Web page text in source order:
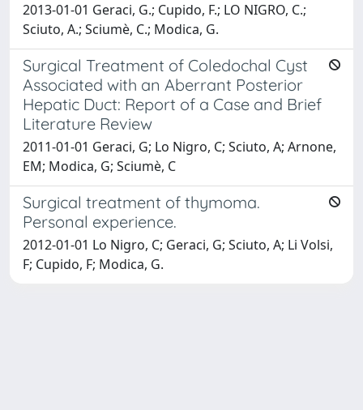
2013-01-01 Geraci, G.; Cupido, F.; LO NIGRO, C.;
Sciuto, A.; Sciumè, C.; Modica, G.
Surgical Treatment of Coledochal Cyst
Associated with an Aberrant Posterior
Hepatic Duct: Report of a Case and Brief
Literature Review
2011-01-01 Geraci, G; Lo Nigro, C; Sciuto, A; Arnone,
EM; Modica, G; Sciumè, C
Surgical treatment of thymoma.
Personal experience.
2012-01-01 Lo Nigro, C; Geraci, G; Sciuto, A; Li Volsi,
F; Cupido, F; Modica, G.